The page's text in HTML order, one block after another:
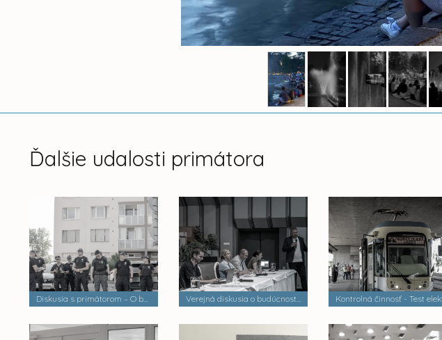
Ďalšie udalosti primátora
Diskusia s primátorom – O bezpečnosti a verejnom poriadku Verejná diskusia o budúcnosti mestských častí